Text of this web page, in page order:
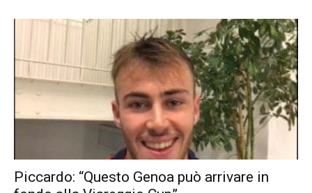
Piccardo: “Questo Genoa può arrivare in